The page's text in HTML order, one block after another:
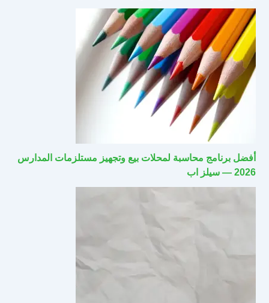
أفضل برنامج محاسبة لمحلات بيع وتجهيز مستلزمات المدارس
2026 — سيلز اب